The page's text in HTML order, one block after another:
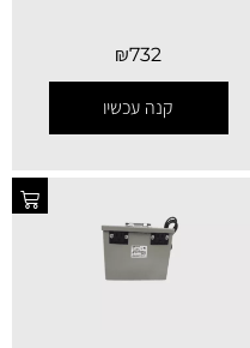
₪732
קנה עכשיו